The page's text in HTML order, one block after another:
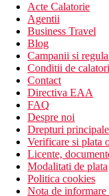
bar in
bar langa
Wi-Fi la
sala de
spalatorie
casa de
piscina cu
Descrierea plajei
cu nisip
la intrarea
sezlonguri
bar pe plaja
Acte Calatorie
Agentii
Business Travel
Blog
Campanii si
Conditii de
Contact
Directiva EAA
FAQ
Despre noi
Drepturi
Verificare si plata
Licente,
Modalitati de plata
Politica cookies
Nota de